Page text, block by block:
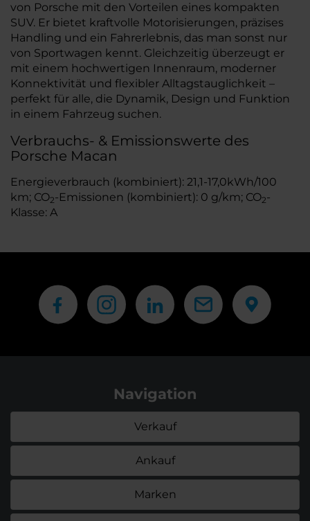
von Porsche mit den Vorteilen eines kompakten
SUV. Er bietet kraftvolle Motorisierungen, präzises
Handling und ein Fahrerlebnis, das man sonst nur
von Sportwagen kennt. Gleichzeitig überzeugt er
mit einem hochwertigen Innenraum, moderner
Konnektivität und flexibler Alltagstauglichkeit –
perfekt für alle, die Dynamik, Design und Funktion
in einem Fahrzeug suchen.
Verbrauchs- & Emissionswerte des
Porsche Macan
Energieverbrauch (kombiniert): 21,1-17,0kWh/100
km; CO2-Emissionen (kombiniert): 0 g/km; CO2-
Klasse: A
Navigation
Verkauf
Ankauf
Marken